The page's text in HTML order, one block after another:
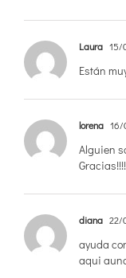
Laura 15/
Están
lorena 16/
Alguien
Gracias!!!!
diana 22/
ayuda
aqui